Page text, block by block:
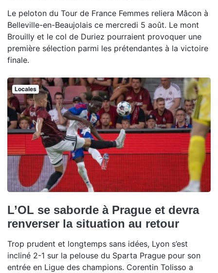
Le peloton du Tour de France Femmes reliera Mâcon à
Belleville-en-Beaujolais ce mercredi 5 août. Le mont
Brouilly et le col de Duriez pourraient provoquer une
première sélection parmi les prétendantes à la victoire
finale.
Locales
L’OL se saborde à Prague et devra
renverser la situation au retour
Trop prudent et longtemps sans idées, Lyon s’est
incliné 2-1 sur la pelouse du Sparta Prague pour son
entrée en Ligue des champions. Corentin Tolisso a